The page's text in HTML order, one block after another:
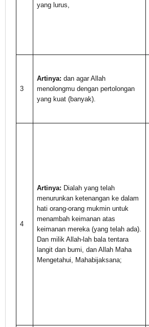
yang lurus,
3
Artinya: dan agar Allah
menolongmu dengan pertolongan
yang kuat (banyak).
4
Artinya: Dialah yang telah
menurunkan ketenangan ke dalam
hati orang-orang mukmin untuk
menambah keimanan atas
keimanan mereka (yang telah ada).
Dan milik Allah-lah bala tentara
langit dan bumi, dan Allah Maha
Mengetahui, Mahabijaksana;